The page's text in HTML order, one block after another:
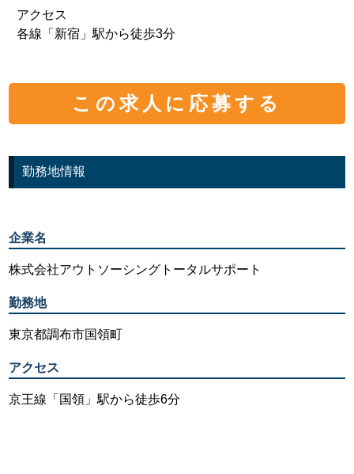
アクセス
各線「新宿」駅から徒歩3分
この求人に応募する
勤務地情報
企業名
株式会社アウトソーシングトータルサポート
勤務地
東京都調布市国領町
アクセス
京王線「国領」駅から徒歩6分